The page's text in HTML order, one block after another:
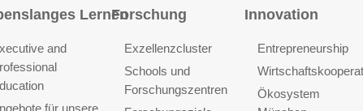
Lernen
and
für unsere
Forschung
Exzellenzcluster
Schools und
Forschungszentren
Innovation
Entrepreneurship
Ökosystem